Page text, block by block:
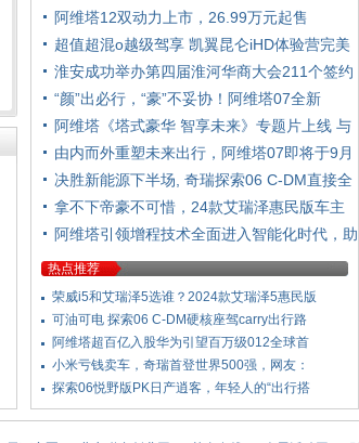
D
阿维塔12双动力上市，26.99万元起售
超值超混o越级驾享 凯翼昆仑iHD体验营完美
淮安成功举办第四届淮河华商大会211个签约
“颜”出必行，“豪”不妥协！阿维塔07全新
阿维塔《塔式豪华 智享未来》专题片上线 与
由内而外重塑未来出行，阿维塔07即将于9月
2
决胜新能源下半场, 奇瑞探索06 C-DM直接全
拿不下帝豪不可惜，24款艾瑞泽惠民版车主
越
阿维塔引领增程技术全面进入智能化时代，助
热点推荐
荣威i5和艾瑞泽5选谁？2024款艾瑞泽5惠民版
可油可电 探索06 C-DM硬核座驾carry出行路
阿维塔超百亿入股华为引望百万级012全球首
小米亏钱卖车，奇瑞首登世界500强，网友：
探索06悦野版PK日产逍客，年轻人的“出行搭